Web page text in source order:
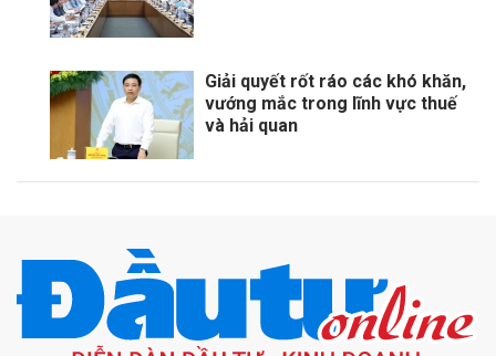
Giải quyết rốt ráo các khó khăn,
vướng mắc trong lĩnh vực thuế
và hải quan